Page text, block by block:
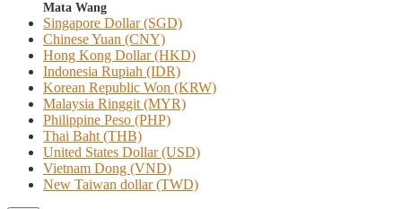
Mata Wang
Singapore Dollar (SGD)
Chinese Yuan (CNY)
Hong Kong Dollar (HKD)
Indonesia Rupiah (IDR)
Korean Republic Won (KRW)
Malaysia Ringgit (MYR)
Philippine Peso (PHP)
Thai Baht (THB)
United States Dollar (USD)
Vietnam Dong (VND)
New Taiwan dollar (TWD)